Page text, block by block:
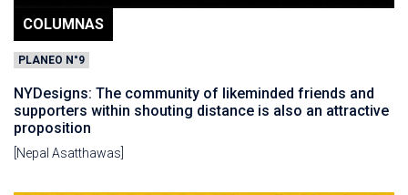
COLUMNAS
PLANEO N°9
NYDesigns: The community of likeminded friends and
supporters within shouting distance is also an attractive
proposition
[Nepal Asatthawas]